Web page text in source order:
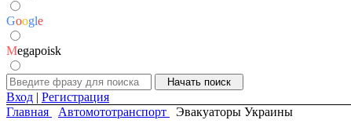
Google
Megapoisk
Вход | Регистрация
Главная
Автомототранспорт
Эвакуаторы Украины